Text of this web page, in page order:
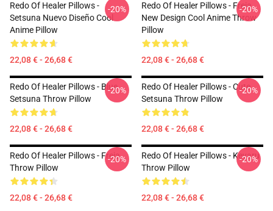
Redo Of Healer Pillows -
Setsuna Nuevo Diseño Cool
Anime Pillow
22,08 € - 26,68 €
-20%
Redo Of Healer Pillows - Freia
New Design Cool Anime Throw
Pillow
22,08 € - 26,68 €
-20%
Redo Of Healer Pillows - Blue
Setsuna Throw Pillow
22,08 € - 26,68 €
-20%
Redo Of Healer Pillows - Cute
Setsuna Throw Pillow
22,08 € - 26,68 €
-20%
Redo Of Healer Pillows - Freia
Throw Pillow
22,08 € - 26,68 €
-20%
Redo Of Healer Pillows - Keyaru
Throw Pillow
22,08 € - 26,68 €
-20%